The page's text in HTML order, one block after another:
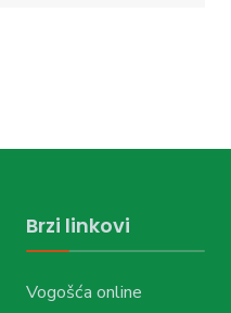
Brzi linkovi
Vogošća online